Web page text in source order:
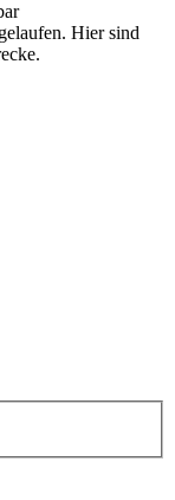
Hier sind